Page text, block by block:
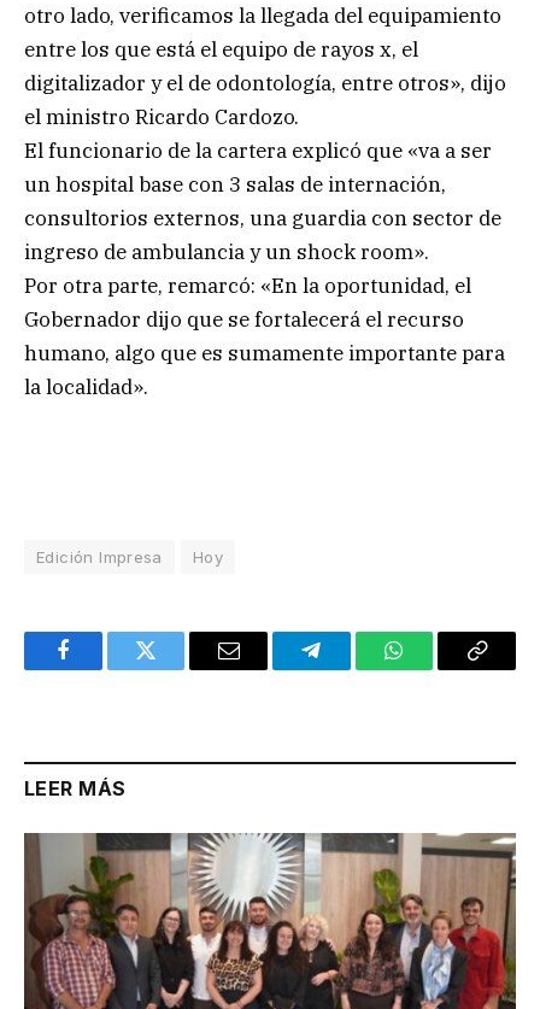
otro lado, verificamos la llegada del equipamiento
entre los que está el equipo de rayos x, el
digitalizador y el de odontología, entre otros», dijo
el ministro Ricardo Cardozo.
El funcionario de la cartera explicó que «va a ser
un hospital base con 3 salas de internación,
consultorios externos, una guardia con sector de
ingreso de ambulancia y un shock room».
Por otra parte, remarcó: «En la oportunidad, el
Gobernador dijo que se fortalecerá el recurso
humano, algo que es sumamente importante para
la localidad».
Edición Impresa Hoy
FacebookTwitter Email TelegramWhatsAppCopy
LEER MÁS